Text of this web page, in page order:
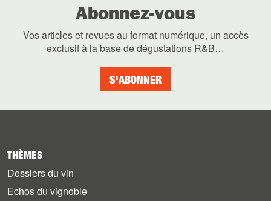
Abonnez-vous
Vos articles et revues au format numérique, un accès
exclusif à la base de dégustations R&B…
S'ABONNER
THÈMES
Dossiers du vin
Echos du vignoble